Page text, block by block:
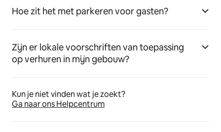
Hoe zit het met parkeren voor gasten?
Zijn er lokale voorschriften van toepassing
op verhuren in mijn gebouw?
Kun je niet vinden wat je zoekt?
Ga naar ons Helpcentrum